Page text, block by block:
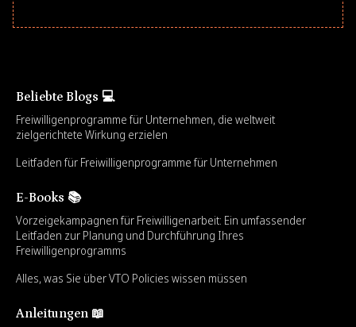
Beliebte Blogs 💻
Freiwilligenprogramme für Unternehmen, die weltweit
zielgerichtete Wirkung erzielen
Leitfaden für Freiwilligenprogramme für Unternehmen
E-Books 📚
Vorzeigekampagnen für Freiwilligenarbeit: Ein umfassender
Leitfaden zur Planung und Durchführung Ihres
Freiwilligenprogramms
Alles, was Sie über VTO Policies wissen müssen
Anleitungen 📖